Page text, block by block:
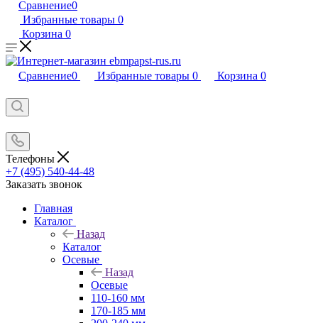
Сравнение0
Избранные товары 0
Корзина 0
Сравнение0 Избранные товары 0 Корзина 0
Телефоны
+7 (495) 540-44-48
Заказать звонок
Главная
Каталог
Назад
Каталог
Осевые
Назад
Осевые
110-160 мм
170-185 мм